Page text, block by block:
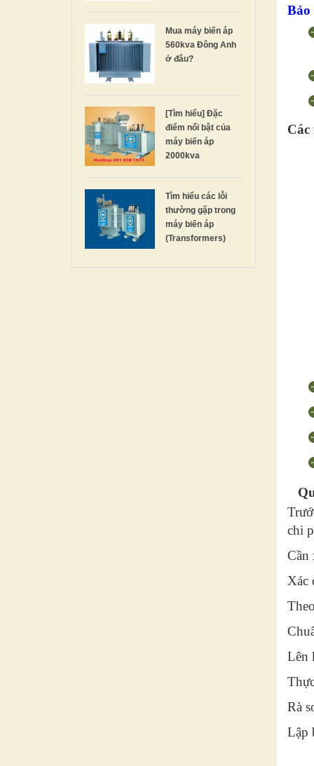
Mua máy biến áp
560kva Đông Anh
ở đâu?
[Tìm hiểu] Đặc
điểm nổi bật của
máy biến áp
2000kva
Tìm hiểu các lỗi
thường gặp trong
máy biến áp
(Transformers)
Bảo
chi
Cần
Xác
Lên
Rà
Lập